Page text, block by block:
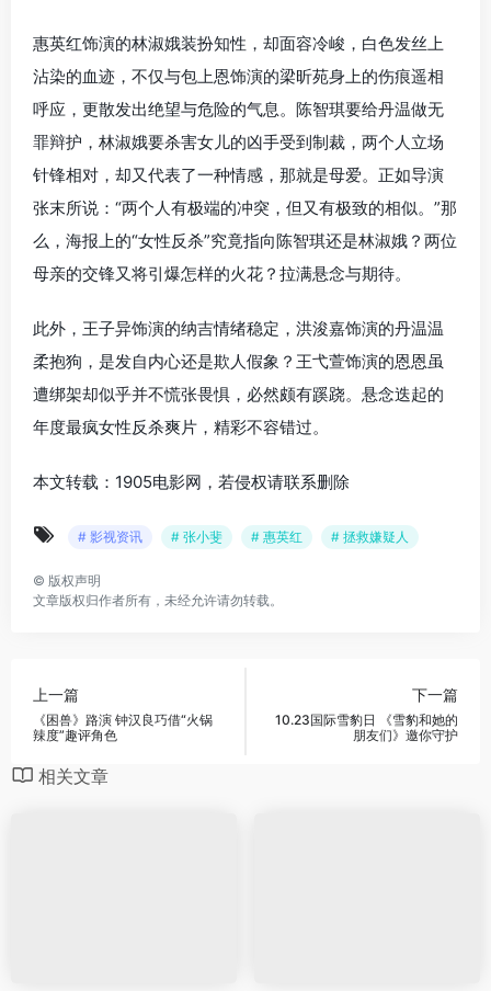
惠英红饰演的林淑娥装扮知性，却面容冷峻，白色发丝上
沾染的血迹，不仅与包上恩饰演的梁昕苑身上的伤痕遥相
呼应，更散发出绝望与危险的气息。陈智琪要给丹温做无
罪辩护，林淑娥要杀害女儿的凶手受到制裁，两个人立场
针锋相对，却又代表了一种情感，那就是母爱。正如导演
张末所说：“两个人有极端的冲突，但又有极致的相似。”那
么，海报上的“女性反杀”究竟指向陈智琪还是林淑娥？两位
母亲的交锋又将引爆怎样的火花？拉满悬念与期待。
此外，王子异饰演的纳吉情绪稳定，洪浚嘉饰演的丹温温
柔抱狗，是发自内心还是欺人假象？王弋萱饰演的恩恩虽
遭绑架却似乎并不慌张畏惧，必然颇有蹊跷。悬念迭起的
年度最疯女性反杀爽片，精彩不容错过。
本文转载：1905电影网，若侵权请联系删除
# 影视资讯 # 张小斐 # 惠英红 # 拯救嫌疑人
© 版权声明
文章版权归作者所有，未经允许请勿转载。
上一篇
《困兽》路演 钟汉良巧借“火锅
辣度”趣评角色
下一篇
10.23国际雪豹日 《雪豹和她的
朋友们》邀你守护
相关文章